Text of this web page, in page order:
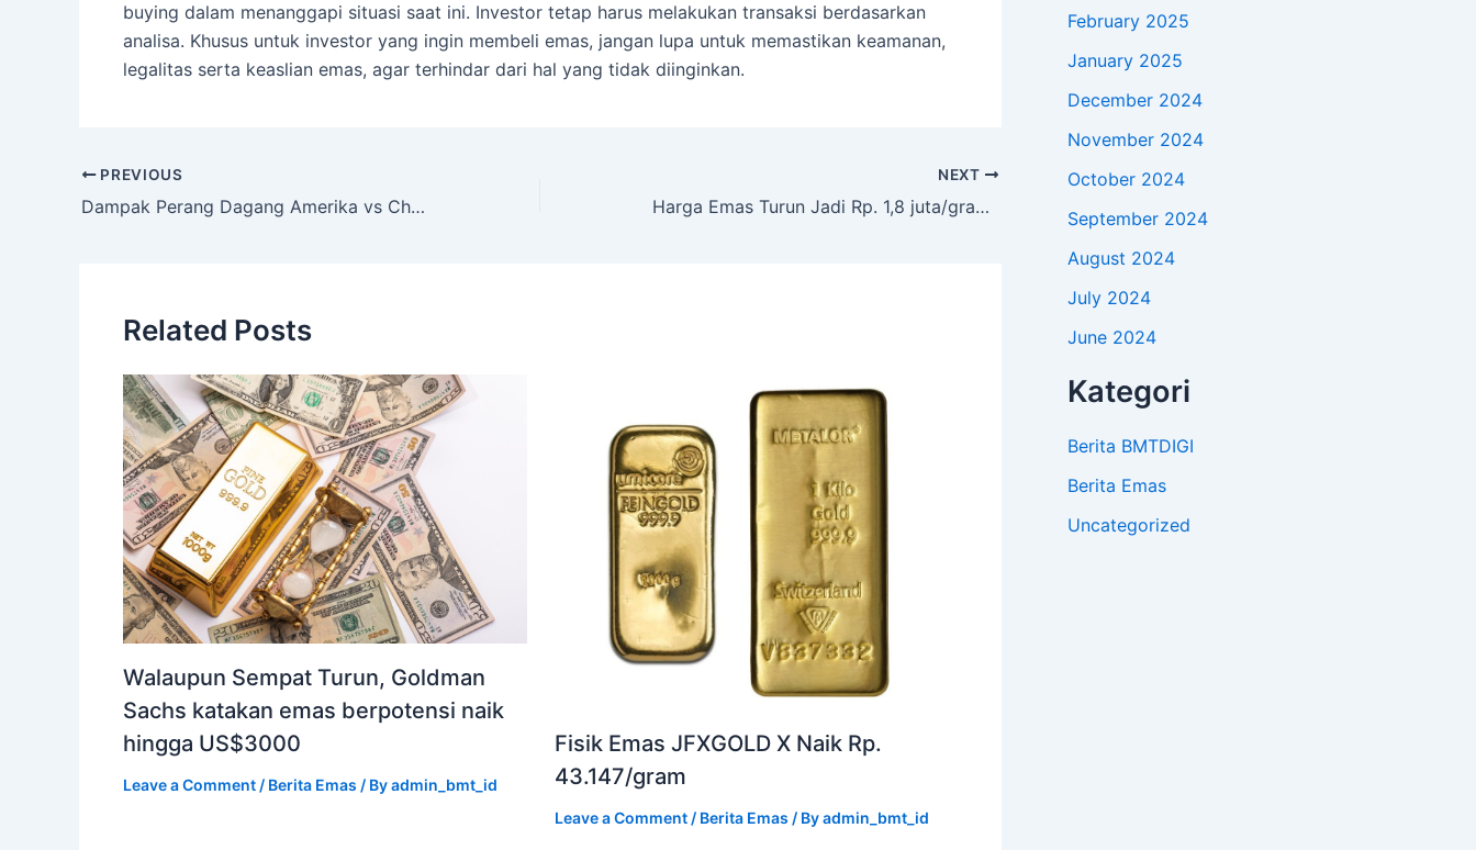
buying dalam menanggapi situasi saat ini. Investor tetap harus melakukan transaksi berdasarkan
analisa. Khusus untuk investor yang ingin membeli emas, jangan lupa untuk memastikan keamanan,
legalitas serta keaslian emas, agar terhindar dari hal yang tidak diinginkan.
PREVIOUS
Dampak Perang Dagang Amerika vs China, Masyarakat Berlomba Amankan Aset, Bursa Saham dan Bursa Komoditi Jadi Pilihan
NEXT
Harga Emas Turun Jadi Rp. 1,8 juta/gram, Ini Penyebabnya!
Related Posts
Walaupun Sempat Turun, Goldman
Sachs katakan emas berpotensi naik
hingga US$3000
Leave a Comment / Berita Emas / Byadmin_bmt_id
Fisik Emas JFXGOLD X Naik Rp.
43.147/gram
Leave a Comment / Berita Emas / Byadmin_bmt_id
February 2025
January 2025
December 2024
November 2024
October 2024
September 2024
August 2024
July 2024
June 2024
Kategori
Berita BMTDIGI
Berita Emas
Uncategorized